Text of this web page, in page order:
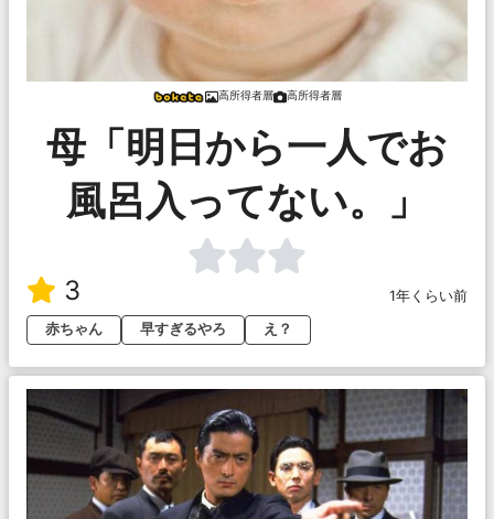
高所得者層 高所得者層
母「明日から一人でお
風呂入ってない。」
3
1年くらい前
赤ちゃん
早すぎるやろ え？